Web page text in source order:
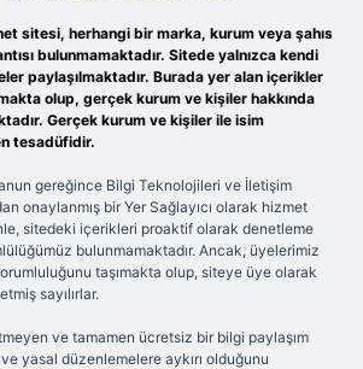
sitesi, herhangi bir marka, kurum veya şahıs
bulunmamaktadır. Sitede yalnızca kendi
paylaşılmaktadır. Burada yer alan içerikler
olup, gerçek kurum ve kişiler hakkında
Gerçek kurum ve kişiler ile isim
tesadüfidir.
gereğince Bilgi Teknolojileri ve İletişim
onaylanmış bir Yer Sağlayıcı olarak hizmet
sitedeki içerikleri proaktif olarak denetleme
bulunmamaktadır. Ancak, üyelerimiz
taşımakta olup, siteye üye olarak
sayılırlar.
ve tamamen ücretsiz bir bilgi paylaşım
yasal düzenlemelere aykırı olduğunu